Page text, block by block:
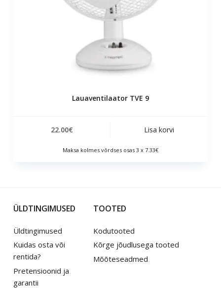
Lauaventilaator TVE 9
22.00€ Lisa korvi
Maksa kolmes võrdses osas 3 x 7.33€
ÜLDTINGIMUSED
Üldtingimused
Kuidas osta või
rentida?
Pretensioonid ja
garantii
TOOTED
Kodutooted
Kõrge jõudlusega tooted
Mõõteseadmed